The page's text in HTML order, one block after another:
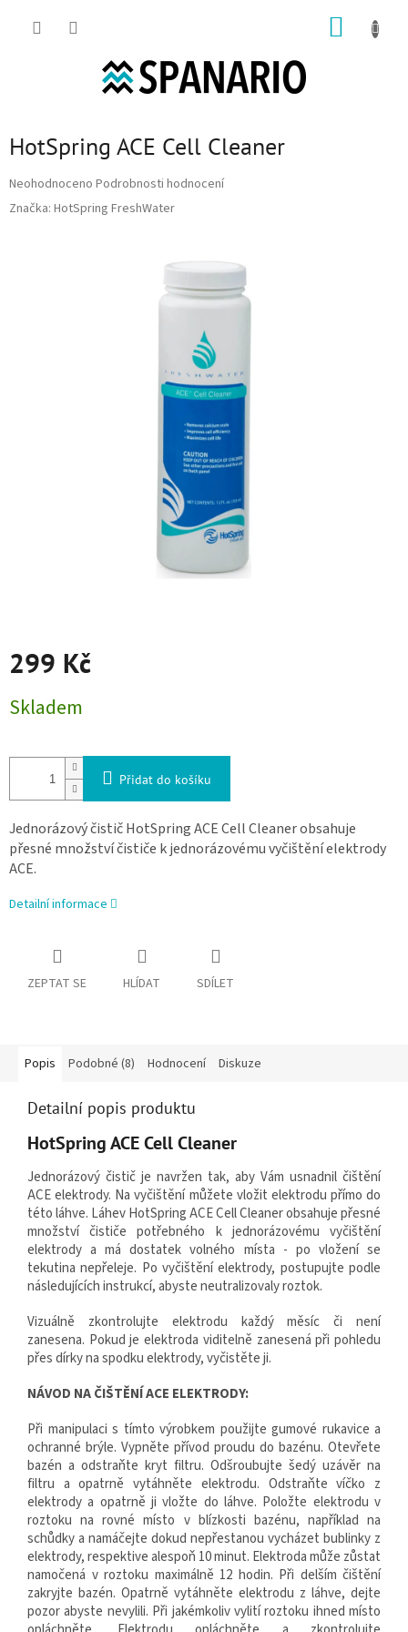
HotSpring ACE Cell Cleaner
Průměrné hodnocení produktu je 0,0 z 5 hvězdiček.
Neohodnoceno Podrobnosti hodnocení
Značka: HotSpring FreshWater
299 Kč
Skladem
Přidat do košíku
Jednorázový čistič HotSpring ACE Cell Cleaner obsahuje
přesné množství čističe k jednorázovému vyčištění elektrody
ACE.
Detailní informace
ZEPTAT SE HLÍDAT SDÍLET
Popis Podobné (8) Hodnocení Diskuze
Detailní popis produktu
HotSpring ACE Cell Cleaner
Jednorázový čistič je navržen tak, aby Vám usnadnil čištění
ACE elektrody. Na vyčištění můžete vložit elektrodu přímo do
této láhve. Láhev HotSpring ACE Cell Cleaner obsahuje přesné
množství čističe potřebného k jednorázovému vyčištění
elektrody a má dostatek volného místa - po vložení se
tekutina nepřeleje. Po vyčištění elektrody, postupujte podle
následujících instrukcí, abyste neutralizovaly roztok.
Vizuálně zkontrolujte elektrodu každý měsíc či není
zanesena. Pokud je elektroda viditelně zanesená při pohledu
přes dírky na spodku elektrody, vyčistěte ji.
NÁVOD NA ČIŠTĚNÍ ACE ELEKTRODY:
Při manipulaci s tímto výrobkem použijte gumové rukavice a
ochranné brýle. Vypněte přívod proudu do bazénu. Otevřete
bazén a odstraňte kryt filtru. Odšroubujte šedý uzávěr na
filtru a opatrně vytáhněte elektrodu. Odstraňte víčko z
elektrody a opatrně ji vložte do láhve. Položte elektrodu v
roztoku na rovné místo v blízkosti bazénu, například na
schůdky a namáčejte dokud nepřestanou vycházet bublinky z
elektrody, respektive alespoň 10 minut. Elektroda může zůstat
namočená v roztoku maximálně 12 hodin. Při delším čištění
zakryjte bazén. Opatrně vytáhněte elektrodu z láhve, dejte
pozor abyste nevylili. Při jakémkoliv vylití roztoku ihned místo